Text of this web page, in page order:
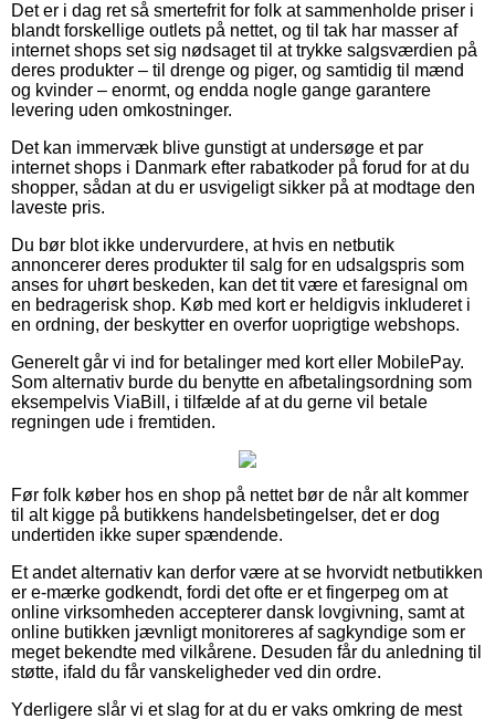
Det er i dag ret så smertefrit for folk at sammenholde priser i
blandt forskellige outlets på nettet, og til tak har masser af
internet shops set sig nødsaget til at trykke salgsværdien på
deres produkter – til drenge og piger, og samtidig til mænd
og kvinder – enormt, og endda nogle gange garantere
levering uden omkostninger.
Det kan immervæk blive gunstigt at undersøge et par
internet shops i Danmark efter rabatkoder på forud for at du
shopper, sådan at du er usvigeligt sikker på at modtage den
laveste pris.
Du bør blot ikke undervurdere, at hvis en netbutik
annoncerer deres produkter til salg for en udsalgspris som
anses for uhørt beskeden, kan det tit være et faresignal om
en bedragerisk shop. Køb med kort er heldigvis inkluderet i
en ordning, der beskytter en overfor uoprigtige webshops.
Generelt går vi ind for betalinger med kort eller MobilePay.
Som alternativ burde du benytte en afbetalingsordning som
eksempelvis ViaBill, i tilfælde af at du gerne vil betale
regningen ude i fremtiden.
Før folk køber hos en shop på nettet bør de når alt kommer
til alt kigge på butikkens handelsbetingelser, det er dog
undertiden ikke super spændende.
Et andet alternativ kan derfor være at se hvorvidt netbutikken
er e-mærke godkendt, fordi det ofte er et fingerpeg om at
online virksomheden accepterer dansk lovgivning, samt at
online butikken jævnligt monitoreres af sagkyndige som er
meget bekendte med vilkårene. Desuden får du anledning til
støtte, ifald du får vanskeligheder ved din ordre.
Yderligere slår vi et slag for at du er vaks omkring de mest